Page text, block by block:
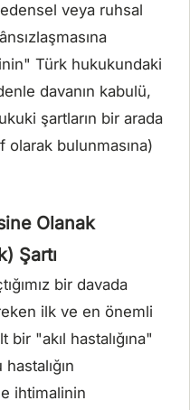
veya ruhsal
Türk hukukundaki
davanın kabulü,
şartların bir arada
bulunmasına)
Olanak
Şartı
bir davada
ilk ve en önemli
bir "akıl hastalığına"
ihtimalinin